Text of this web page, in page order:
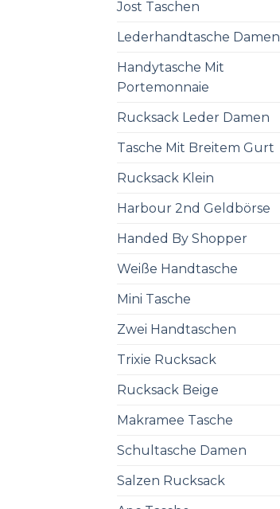
Jost Taschen
Lederhandtasche Damen
Handytasche Mit
Portemonnaie
Rucksack Leder Damen
Tasche Mit Breitem Gurt
Rucksack Klein
Harbour 2nd Geldbörse
Handed By Shopper
Weiße Handtasche
Mini Tasche
Zwei Handtaschen
Trixie Rucksack
Rucksack Beige
Makramee Tasche
Schultasche Damen
Salzen Rucksack